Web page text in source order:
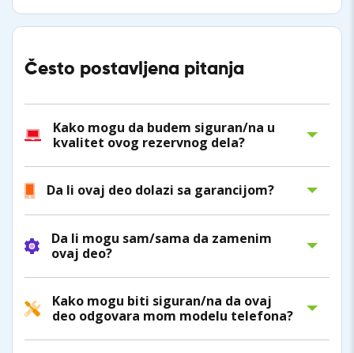
Često postavljena pitanja
Kako mogu da budem siguran/na u
kvalitet ovog rezervnog dela?
Da li ovaj deo dolazi sa garancijom?
Da li mogu sam/sama da zamenim
ovaj deo?
Kako mogu biti siguran/na da ovaj
deo odgovara mom modelu telefona?